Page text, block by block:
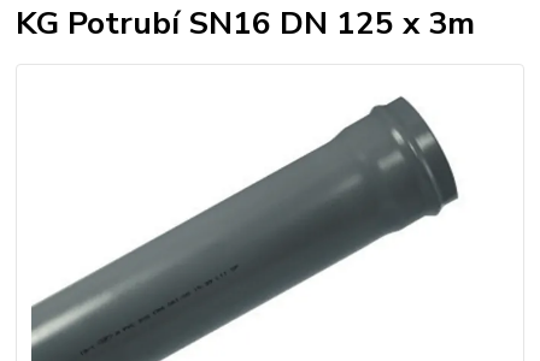
KG Potrubí SN16 DN 125 x 3m